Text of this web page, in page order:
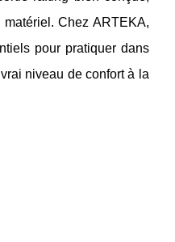
Chez ARTEKA,
pour pratiquer dans
niveau de confort à la